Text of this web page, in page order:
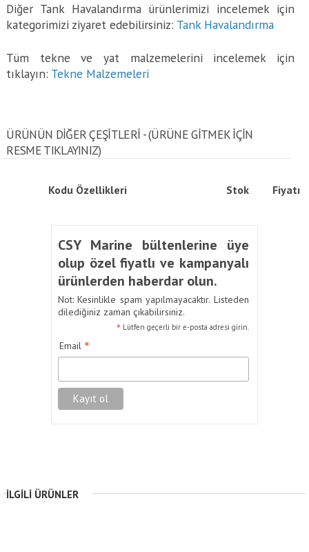
Diğer Tank Havalandırma ürünlerimizi incelemek için
kategorimizi ziyaret edebilirsiniz: Tank Havalandırma
Tüm tekne ve yat malzemelerini incelemek için
tıklayın: Tekne Malzemeleri
ÜRÜNÜN DİĞER ÇEŞİTLERİ - (ÜRÜNE GITMEK IÇIN
RESME TIKLAYINIZ)
Kodu Özellikleri Stok Fiyatı
CSY Marine bültenlerine üye
olup özel fiyatlı ve kampanyalı
ürünlerden haberdar olun.
Not: Kesinlikle spam yapılmayacaktır. Listeden
dilediğiniz zaman çıkabilirsiniz.
* Lütfen geçerli bir e-posta adresi girin.
Email *
İLGILI ÜRÜNLER